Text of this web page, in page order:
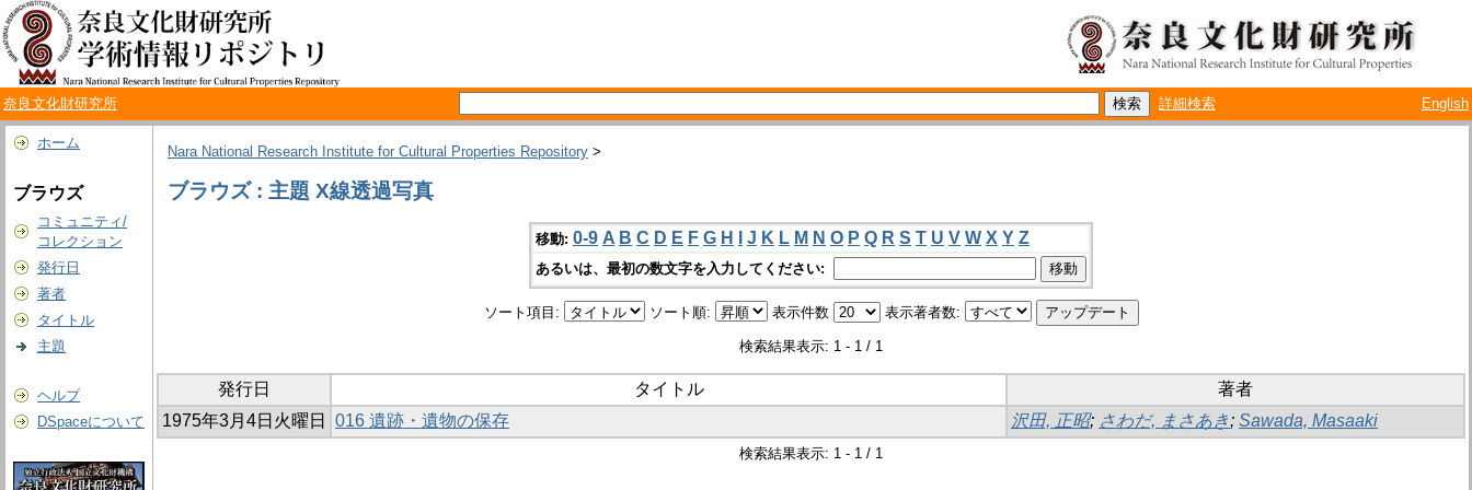
奈良文化財研究所 詳細検索 English
ホーム
ブラウズ
コミュニティ/
コレクション
発行日
著者
タイトル
主題
ヘルプ
DSpaceについて
Nara National Research Institute for Cultural Properties Repository >
ブラウズ : 主題 X線透過写真
移動: 0-9 A B C D E F G H J K L M N O P Q R S T U V W X Y Z
あるいは、最初の数文字を入力してください:
ソート項目: ソート順: 表示件数 表示著者数:
検索結果表示: 1 - 1 / 1
発行日 タイトル
著者
1975年3月4日火曜日
016 遺跡・遺物の保存 沢田, 正昭; さわだ, まさあき; Sawada, Masaaki
検索結果表示: 1 - 1 / 1